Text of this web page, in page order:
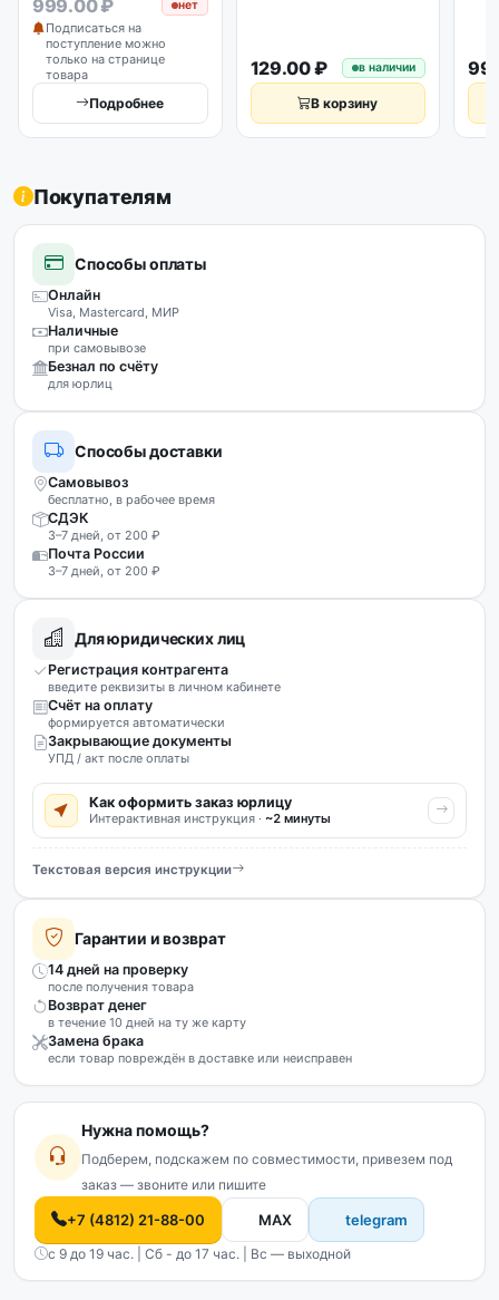
999.00 ₽ нет
Подписаться на
поступление можно
только на странице
товара
Подробнее
129.00 ₽ в наличии
В корзину
Покупателям
Способы оплаты
Онлайн
Visa, Mastercard, МИР
Наличные
при самовывозе
Безнал по счёту
для юрлиц
Способы доставки
Самовывоз
бесплатно, в рабочее время
СДЭК
3–7 дней, от 200 ₽
Почта России
3–7 дней, от 200 ₽
Для юридических лиц
Регистрация контрагента
введите реквизиты в личном кабинете
Счёт на оплату
формируется автоматически
Закрывающие документы
УПД / акт после оплаты
Как оформить заказ юрлицу
Интерактивная инструкция · ~2 минуты
Текстовая версия инструкции
Гарантии и возврат
14 дней на проверку
после получения товара
Возврат денег
в течение 10 дней на ту же карту
Замена брака
если товар повреждён в доставке или неисправен
Нужна помощь?
Подберем, подскажем по совместимости, привезем под
заказ — звоните или пишите
+7 (4812) 21-88-00 MAX telegram
с 9 до 19 час. | Сб - до 17 час. | Вс — выходной